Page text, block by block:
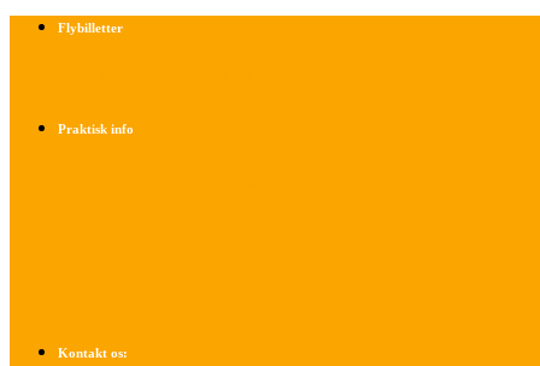
Flybilletter
Praktisk info
Kontakt os: